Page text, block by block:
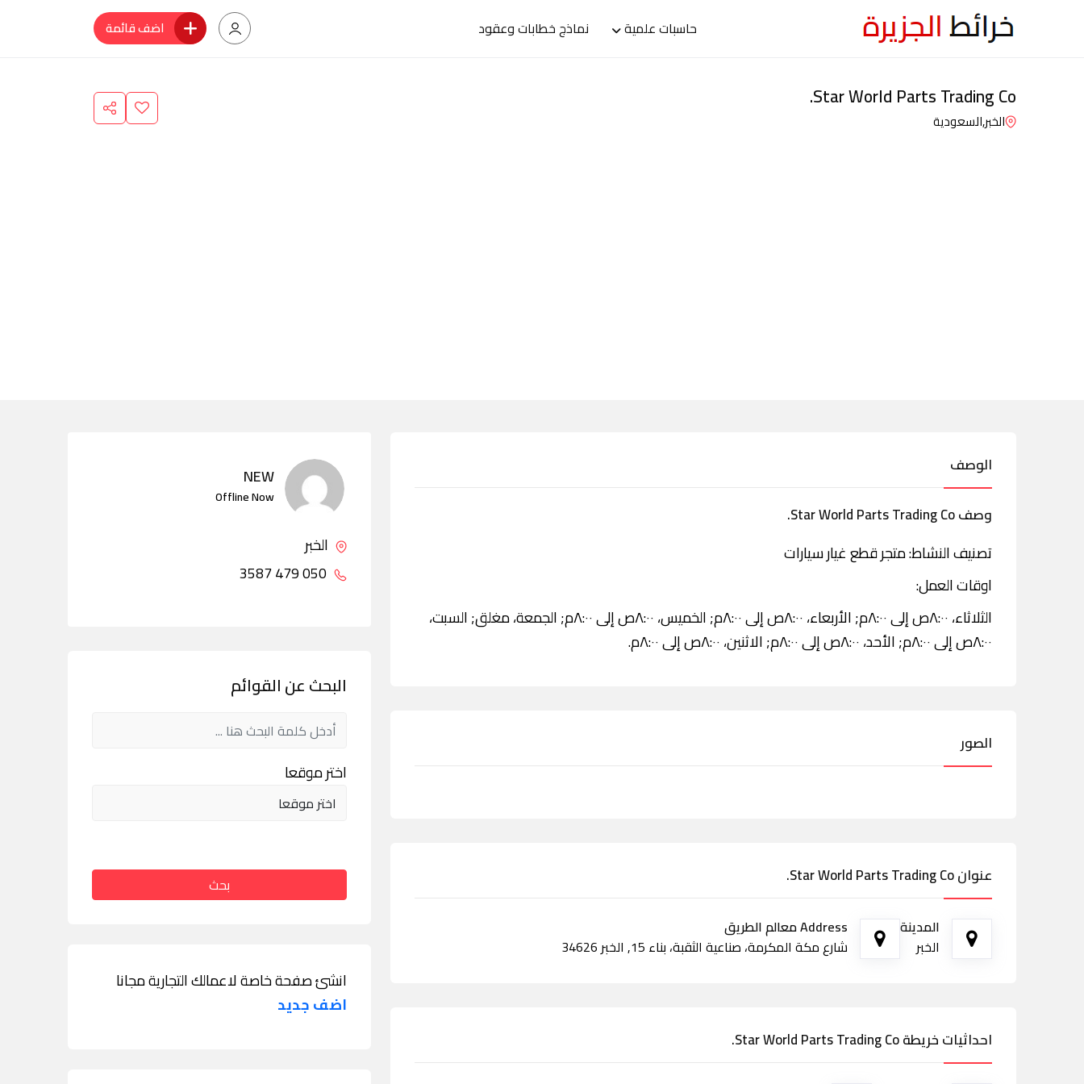
حاسبات علمية نماذج خطابات وعقود اضف قائمة
Star World Parts Trading Co.
الخبر,السعودية
الوصف
وصف Star World Parts Trading Co.
تصنيف النشاط: متجر قطع غيار سيارات
اوقات العمل:
الثلاثاء، ٨:٠٠ص إلى ٨:٠٠م; الأربعاء، ٨:٠٠ص إلى ٨:٠٠م; الخميس، ٨:٠٠ص إلى ٨:٠٠م; الجمعة، مغلق; السبت،
٨:٠٠ص إلى ٨:٠٠م; الأحد، ٨:٠٠ص إلى ٨:٠٠م; الاثنين، ٨:٠٠ص إلى ٨:٠٠م.
الصور
عنوان Star World Parts Trading Co.
المدينة
الخبر
Address معالم الطريق
شارع مكة المكرمة، صناعية الثقبة، بناء 15, الخبر 34626
احداثيات خريطة Star World Parts Trading Co.
NEW
Offline Now
الخبر
البحث عن القوائم
اختر موقعا
بحث
انشئ صفحة خاصة لاعمالك التجارية مجانا
اضف جديد